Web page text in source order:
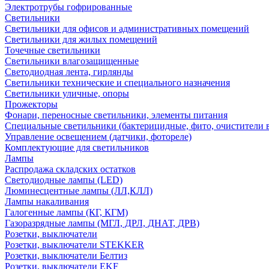
Электротрубы гофрированные
Светильники
Светильники для офисов и административных помещений
Светильники для жилых помещений
Точечные светильники
Светильники влагозащищенные
Светодиодная лента, гирлянды
Светильники технические и специального назначения
Светильники уличные, опоры
Прожекторы
Фонари, переносные светильники, элементы питания
Специальные светильники (бактерицидные, фито, очистители
Управление освещением (датчики, фотореле)
Комплектующие для светильников
Лампы
Распродажа складских остатков
Светодиодные лампы (LED)
Люминесцентные лампы (ЛЛ,КЛЛ)
Лампы накаливания
Галогенные лампы (КГ, КГМ)
Газоразрядные лампы (МГЛ, ДРЛ, ДНАТ, ДРВ)
Розетки, выключатели
Розетки, выключатели STEKKER
Розетки, выключатели Белтиз
Розетки, выключатели EKF